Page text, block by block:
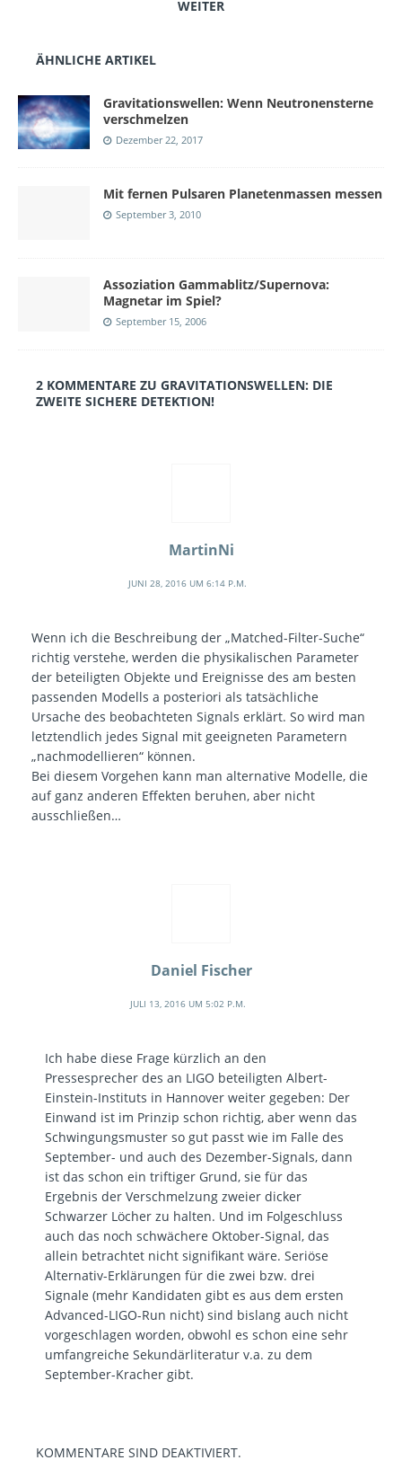
WEITER
ÄHNLICHE ARTIKEL
Gravitationswellen: Wenn Neutronensterne
verschmelzen
Dezember 22, 2017
Mit fernen Pulsaren Planetenmassen messen
September 3, 2010
Assoziation Gammablitz/Supernova:
Magnetar im Spiel?
September 15, 2006
2 KOMMENTARE ZU GRAVITATIONSWELLEN: DIE
ZWEITE SICHERE DETEKTION!
MartinNi
JUNI 28, 2016 UM 6:14 P.M.
Wenn ich die Beschreibung der „Matched-Filter-Suche“
richtig verstehe, werden die physikalischen Parameter
der beteiligten Objekte und Ereignisse des am besten
passenden Modells a posteriori als tatsächliche
Ursache des beobachteten Signals erklärt. So wird man
letztendlich jedes Signal mit geeigneten Parametern
„nachmodellieren“ können.
Bei diesem Vorgehen kann man alternative Modelle, die
auf ganz anderen Effekten beruhen, aber nicht
ausschließen…
Daniel Fischer
JULI 13, 2016 UM 5:02 P.M.
Ich habe diese Frage kürzlich an den
Pressesprecher des an LIGO beteiligten Albert-
Einstein-Instituts in Hannover weiter gegeben: Der
Einwand ist im Prinzip schon richtig, aber wenn das
Schwingungsmuster so gut passt wie im Falle des
September- und auch des Dezember-Signals, dann
ist das schon ein triftiger Grund, sie für das
Ergebnis der Verschmelzung zweier dicker
Schwarzer Löcher zu halten. Und im Folgeschluss
auch das noch schwächere Oktober-Signal, das
allein betrachtet nicht signifikant wäre. Seriöse
Alternativ-Erklärungen für die zwei bzw. drei
Signale (mehr Kandidaten gibt es aus dem ersten
Advanced-LIGO-Run nicht) sind bislang auch nicht
vorgeschlagen worden, obwohl es schon eine sehr
umfangreiche Sekundärliteratur v.a. zu dem
September-Kracher gibt.
KOMMENTARE SIND DEAKTIVIERT.